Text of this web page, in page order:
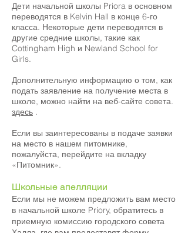
Дети начальной школы Priora в основном
переводятся в Kelvin Hall в конце 6-го
класса. Некоторые дети переводятся в
другие средние школы, такие как
Cottingham High и Newland School for
Girls.
Дополнительную информацию о том, как
подать заявление на получение места в
школе, можно найти на веб-сайте совета.
здесь .
Если вы заинтересованы в подаче заявки
на место в нашем питомнике,
пожалуйста, перейдите на вкладку
«Питомник».
Школьные апелляции
Если мы не можем предложить вам место
в начальной школе Priory, обратитесь в
приемную комиссию городского совета